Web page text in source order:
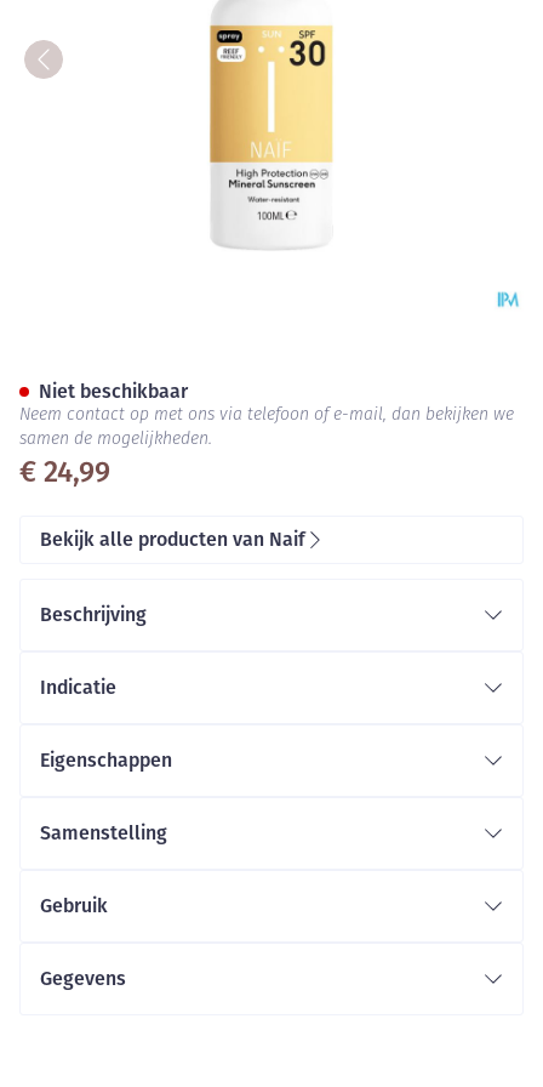
€ 24,99
Niet beschikbaar
Neem contact op met ons via telefoon of e-mail, dan bekijken we
samen de mogelijkheden.
Bekijk alle producten van Naif
Beschrijving
Indicatie
Eigenschappen
Samenstelling
Gebruik
Gegevens